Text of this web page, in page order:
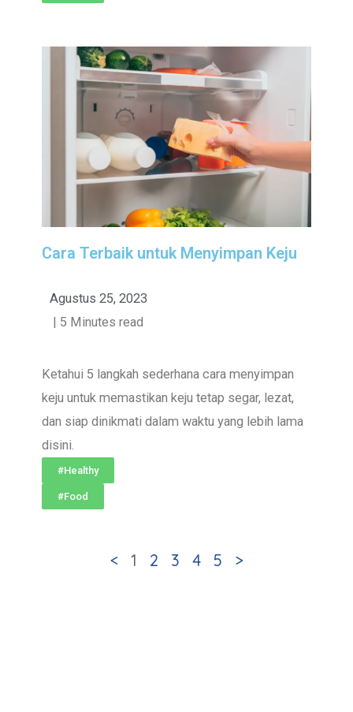
Cara Terbaik untuk Menyimpan Keju
Agustus 25, 2023
| 5 Minutes read
Ketahui 5 langkah sederhana cara menyimpan
keju untuk memastikan keju tetap segar, lezat,
dan siap dinikmati dalam waktu yang lebih lama
disini.
#Healthy
#Food
< 1 2 3 4 5 >